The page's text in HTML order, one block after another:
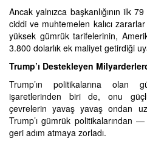
Ancak yalnızca başkanlığının ilk
ciddi ve muhtemelen kalıcı
yüksek gümrük tarifelerinin,
3.800 dolarlık ek maliyet getirdiği
Trump’ı Destekleyen
Trump’ın politikalarına olan
işaretlerinden biri de, onu
çevrelerin yavaş yavaş ondan
Trump’ı gümrük
geri adım atmaya zorladı.